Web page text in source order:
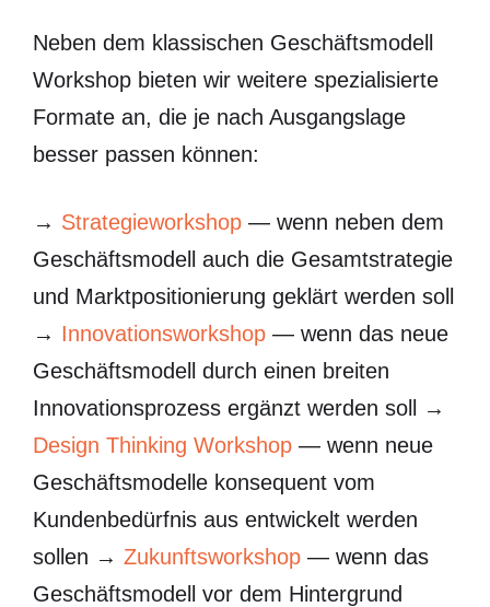
Neben dem klassischen Geschäftsmodell
Workshop bieten wir weitere spezialisierte
Formate an, die je nach Ausgangslage
besser passen können:
→ Strategieworkshop — wenn neben dem
Geschäftsmodell auch die Gesamtstrategie
und Marktpositionierung geklärt werden soll
→ Innovationsworkshop — wenn das neue
Geschäftsmodell durch einen breiten
Innovationsprozess ergänzt werden soll →
Design Thinking Workshop — wenn neue
Geschäftsmodelle konsequent vom
Kundenbedürfnis aus entwickelt werden
sollen → Zukunftsworkshop — wenn das
Geschäftsmodell vor dem Hintergrund